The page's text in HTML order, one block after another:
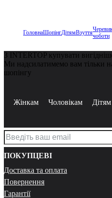
ГоловнаШопінгДітямВзуттячоботи
З INTERTOP купувати
Ми надсилатимемо вам тільки
шопінгу
Жінкам Чоловікам Дітям
ПОКУПЦЕВІ
Доставка та оплата
Повернення
Гарантії